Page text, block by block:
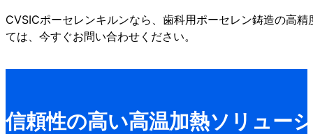
CVSICポーセレンキルンなら、歯科用ポーセレン鋳造の高
ては、今すぐお問い合わせください。
信頼性の高い高温加熱ソリュー